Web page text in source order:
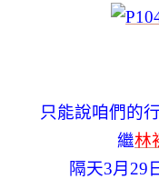
只能說咱們的
繼林
隔天3月29